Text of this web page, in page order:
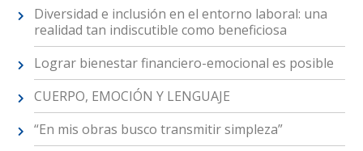
Diversidad e inclusión en el entorno laboral: una
realidad tan indiscutible como beneficiosa
Lograr bienestar financiero-emocional es posible
CUERPO, EMOCIÓN Y LENGUAJE
“En mis obras busco transmitir simpleza”